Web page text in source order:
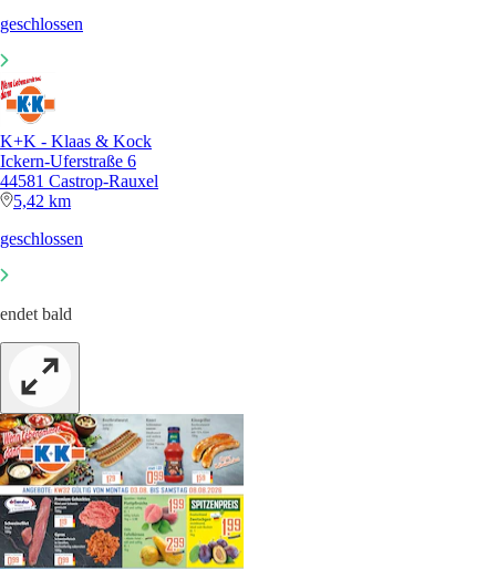
geschlossen
K+K - Klaas & Kock
Ickern-Uferstraße 6
44581 Castrop-Rauxel
5,42 km
geschlossen
endet bald